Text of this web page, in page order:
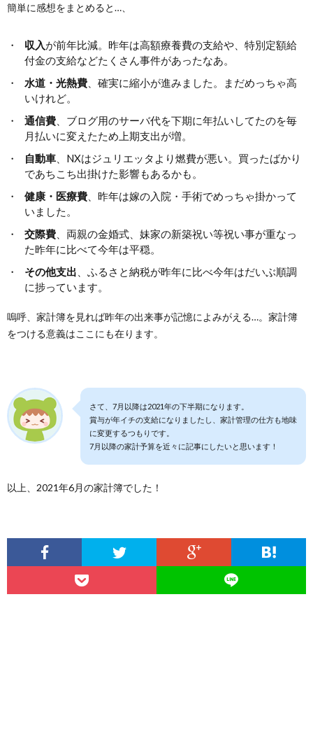
簡単に感想をまとめると…、
収入が前年比減。昨年は高額療養費の支給や、特別定額給
付金の支給などたくさん事件があったなあ。
水道・光熱費 、確実に縮小が進みました。まだめっちゃ高
いけれど。
通信費 、ブログ用のサーバ代を下期に年払いしてたのを毎
月払いに変えたため上期支出が増。
自動車 、NXはジュリエッタより燃費が悪い。買ったばかり
であちこち出掛けた影響もあるかも。
健康・医療費 、昨年は嫁の入院・手術でめっちゃ掛かって
いました。
交際費 、両親の金婚式、妹家の新築祝い等祝い事が重なっ
た昨年に比べて今年は平穏。
その他支出 、ふるさと納税が昨年に比べ今年はだいぶ順調
に捗っています。
嗚呼、家計簿を見れば昨年の出来事が記憶によみがえる…。家計簿
をつける意義はここにも在ります。
さて、7月以降は2021年の下半期になります。
賞与が年イチの支給になりましたし、家計管理の仕方も地味
に変更するつもりです。
7月以降の家計予算を近々に記事にしたいと思います！
以上、2021年6月の家計簿でした！